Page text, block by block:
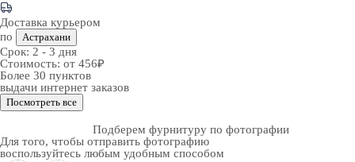
Доставка курьером
по
Астрахани
Срок: 2 - 3 дня
Стоимость: от 456₽
Более 30 пунктов
выдачи интернет заказов
Посмотреть все
Подберем фурнитуру по фотографии
Для того, чтобы отправить фотографию
воспользуйтесь любым удобным способом